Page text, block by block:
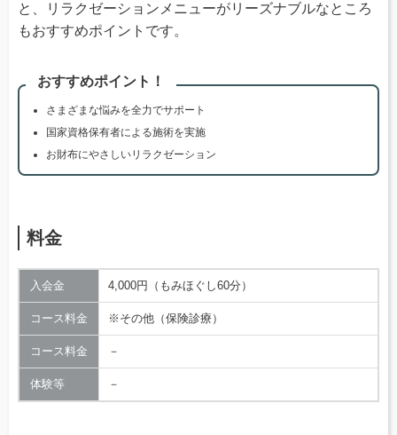
と、リラクゼーションメニューがリーズナブルなところ
もおすすめポイントです。
おすすめポイント！
さまざまな悩みを全力でサポート
国家資格保有者による施術を実施
お財布にやさしいリラクゼーション
料金
入会金 4,000円（もみほぐし60分）
コース料金 ※その他（保険診療）
コース料金 －
体験等 －